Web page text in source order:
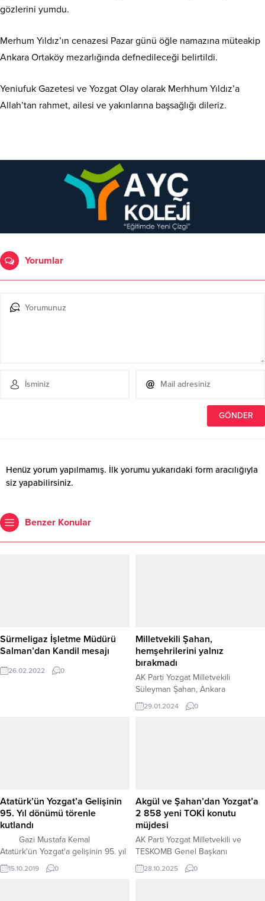
gözlerini yumdu.
Merhum Yıldız’ın cenazesi Pazar günü öğle namazına müteakip
Ankara Ortaköy mezarlığında defnedileceği belirtildi.
Yeniufuk Gazetesi ve Yozgat Olay olarak Merhhum Yıldız’a
Allah’tan rahmet, ailesi ve yakınlarına başsağlığı dileriz.
Yorumlar
Henüz yorum yapılmamış. İlk yorumu yukarıdaki form aracılığıyla
siz yapabilirsiniz.
Benzer Konular
Sürmeligaz İşletme Müdürü
Salman’dan Kandil mesajı
26.02.2022 0
Milletvekili Şahan,
hemşehrilerini yalnız
bırakmadı
AK Parti Yozgat Milletvekili
Süleyman Şahan, Ankara
Büyükşehir Belediye Başkan Adayı
Turgut Altınok'un da katılımıyla,
29.01.2024 0
Atatürk’ün Yozgat’a Gelişinin
95. Yıl dönümü törenle
kutlandı
Gazi Mustafa Kemal
Atatürk'ün Yozgat'a gelişinin 95. yıl
dönümü düzenlenen törenle
kutlandı.
15.10.2019 0
Akgül ve Şahan’dan Yozgat’a
2 858 yeni TOKİ konutu
müjdesi
AK Parti Yozgat Milletvekili ve
TESKOMB Genel Başkanı
Abdulkadir Akgül ve AK Parti
Yozgat Milletvekili Süleyman Şahan,
28.10.2025 0